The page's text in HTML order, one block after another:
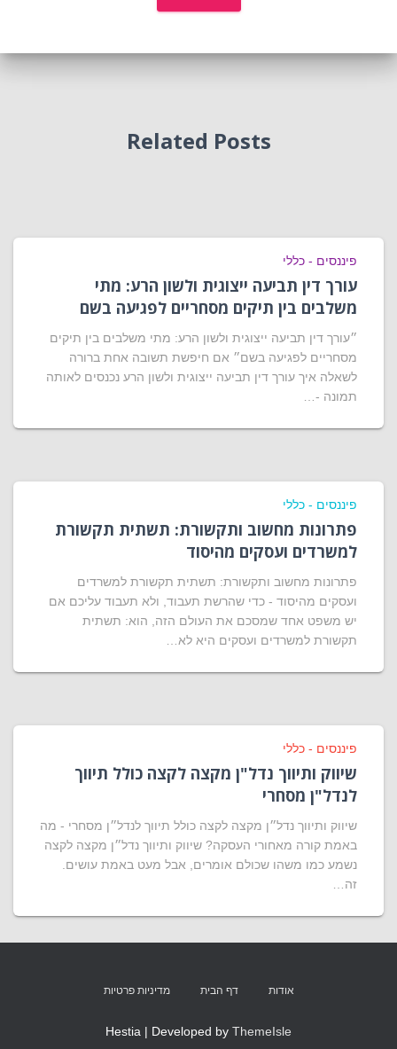
Related Posts
פיננסים - כללי
עורך דין תביעה ייצוגית ולשון הרע: מתי
משלבים בין תיקים מסחריים לפגיעה בשם
״עורך דין תביעה ייצוגית ולשון הרע: מתי משלבים בין תיקים
מסחריים לפגיעה בשם״ אם חיפשת תשובה אחת ברורה
לשאלה איך עורך דין תביעה ייצוגית ולשון הרע נכנסים לאותה
תמונה -…
פיננסים - כללי
פתרונות מחשוב ותקשורת: תשתית תקשורת
למשרדים ועסקים מהיסוד
פתרונות מחשוב ותקשורת: תשתית תקשורת למשרדים
ועסקים מהיסוד - כדי שהרשת תעבוד, ולא תעבוד עליכם אם
יש משפט אחד שמסכם את העולם הזה, הוא: תשתית
תקשורת למשרדים ועסקים היא לא…
פיננסים - כללי
שיווק ותיווך נדל"ן מקצה לקצה כולל תיווך
לנדל"ן מסחרי
שיווק ותיווך נדל״ן מקצה לקצה כולל תיווך לנדל״ן מסחרי - מה
באמת קורה מאחורי העסקה? שיווק ותיווך נדל״ן מקצה לקצה
נשמע כמו משהו שכולם אומרים, אבל מעט באמת עושים.
זה…
אודות דף הבית מדיניות פרטיות
Hestia | Developed by ThemeIsle